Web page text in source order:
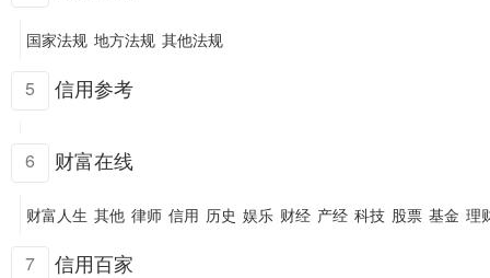
国家法规 地方法规 其他法规
5 信用参考
6 财富在线
财富人生 其他 律师 信用 历史 娱乐 财经 产经 科技 股票 基金 理
7 信用百家